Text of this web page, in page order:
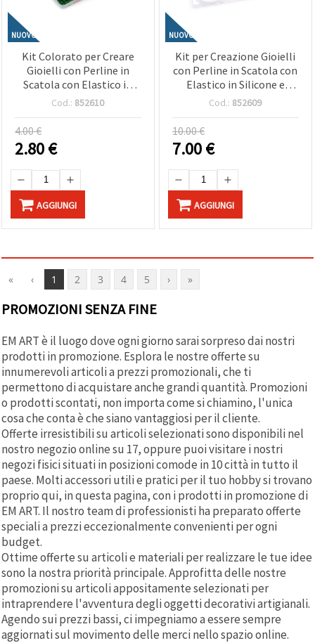
NUOVO
Kit Colorato per Creare
Gioielli con Perline in
Scatola con Elastico in
Silicone - Colori Bianco,
Creativi e Gioielli Fai da Te
Cod.: 852610
4.00 €
2.80€
AGGIUNGI
NUOVO
Kit per Creazione Gioielli
con Perline in Scatola con
Elastico in Silicone e
Accessori - Colori
Cod.: 852609
10.00 €
7.00€
AGGIUNGI
« ‹ 1 2 3 4 5 › »
PROMOZIONI SENZA FINE
EM ART è il luogo dove ogni giorno sarai sorpreso dai nostri
prodotti in promozione. Esplora le nostre offerte su
innumerevoli articoli a prezzi promozionali, che ti
permettono di acquistare anche grandi quantità. Promozioni
o prodotti scontati, non importa come si chiamino, l'unica
cosa che conta è che siano vantaggiosi per il cliente.
Offerte irresistibili su articoli selezionati sono disponibili nel
nostro negozio online su 17, oppure puoi visitare i nostri
negozi fisici situati in posizioni comode in 10 città in tutto il
paese. Molti accessori utili e pratici per il tuo hobby si trovano
proprio qui, in questa pagina, con i prodotti in promozione di
EM ART. Il nostro team di professionisti ha preparato offerte
speciali a prezzi eccezionalmente convenienti per ogni
budget.
Ottime offerte su articoli e materiali per realizzare le tue idee
sono la nostra priorità principale. Approfitta delle nostre
promozioni su articoli appositamente selezionati per
intraprendere l'avventura degli oggetti decorativi artigianali.
Agendo sui prezzi bassi, ci impegniamo a essere sempre
aggiornati sul movimento delle merci nello spazio online.